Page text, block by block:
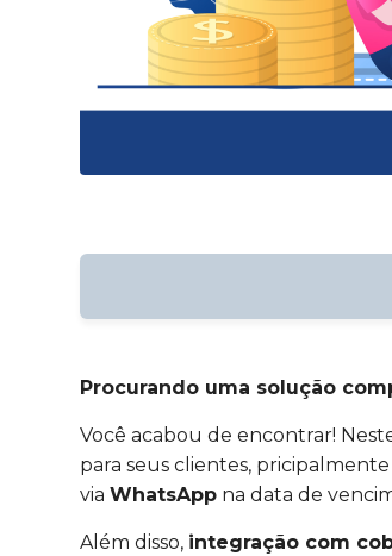
Procurando uma solução
Você acabou de encontrar!
para seus clientes,
viaWhatsApp na data de
Além disso, integração com